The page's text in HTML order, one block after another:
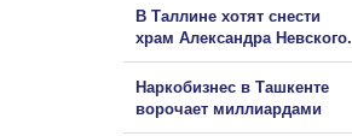
В Таллине хотят снести
храм Александра Невского.
Наркобизнес в Ташкенте
ворочает миллиардами